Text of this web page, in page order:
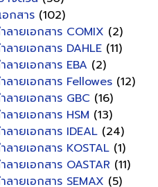
อกสาร (102)
ลายเอกสาร COMIX (2)
ลายเอกสาร DAHLE (11)
ลายเอกสาร EBA (2)
ลายเอกสาร Fellowes (12)
ลายเอกสาร GBC (16)
ลายเอกสาร HSM (13)
ลายเอกสาร IDEAL (24)
ลายเอกสาร KOSTAL (1)
ลายเอกสาร OASTAR (11)
ลายเอกสาร SEMAX (5)